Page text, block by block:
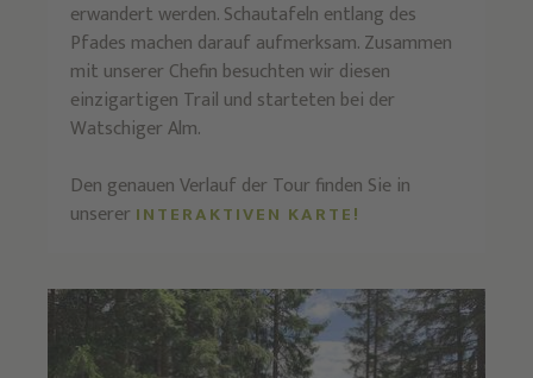
erwandert werden. Schautafeln entlang des
Pfades machen darauf aufmerksam. Zusammen
mit unserer Chefin besuchten wir diesen
einzigartigen Trail und starteten bei der
Watschiger Alm.
Den genauen Verlauf der Tour finden Sie in
unserer INTERAKTIVEN KARTE!